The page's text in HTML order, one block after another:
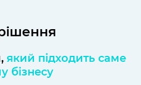
який підходить саме
бізнесу